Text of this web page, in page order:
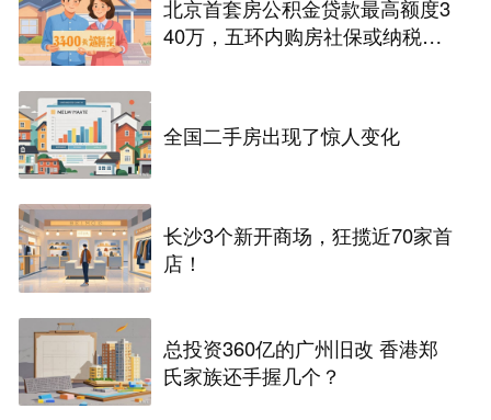
北京首套房公积金贷款最高额度3
40万，五环内购房社保或纳税满
全国二手房出现了惊人变化
长沙3个新开商场，狂揽近70家首
店！
总投资360亿的广州旧改 香港郑
氏家族还手握几个？